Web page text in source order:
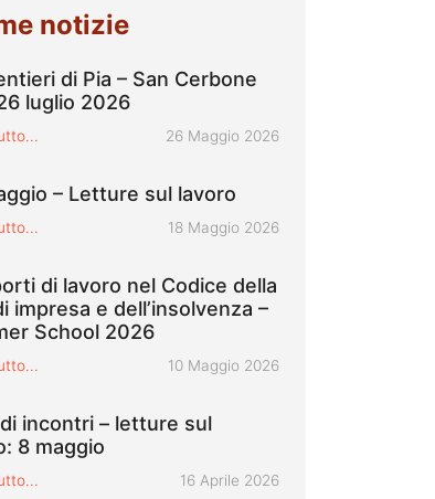
notizie
di Pia – San Cerbone
luglio 2026
Pubblicato il
26 Maggio 2026
– Letture sul lavoro
Pubblicato il
18 Maggio 2026
di lavoro nel Codice della
impresa e dell’insolvenza –
School 2026
Pubblicato il
10 Maggio 2026
incontri – letture sul
8 maggio
Pubblicato il
16 Aprile 2026